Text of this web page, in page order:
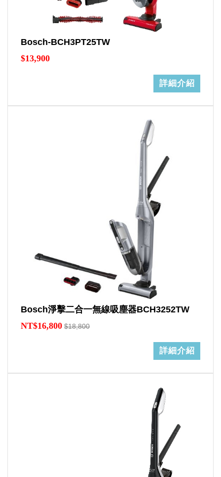
Bosch-BCH3PT25TW
$13,900
詳細介紹
Bosch淨擊二合一無線吸塵器BCH3252TW
NT$16,800 $18,800
詳細介紹